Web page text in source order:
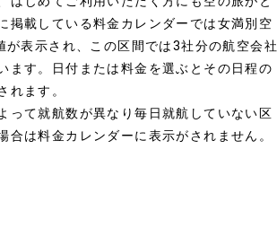
掲載している料金カレンダーでは女満別空
表示され、この区間では3社分の航空会社
ます。日付または料金を選ぶとその日程の
れます。
って就航数が異なり毎日就航していない区
は料金カレンダーに表示がされません。